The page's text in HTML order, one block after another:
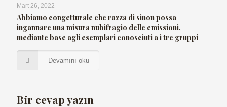
Mart 26, 2022
Abbiamo congetturale che razza di sinon possa
ingannare una misura nubifragio delle emissioni,
mediante base agli esemplari conosciuti a i tre gruppi
Devamını oku
Bir cevap yazın